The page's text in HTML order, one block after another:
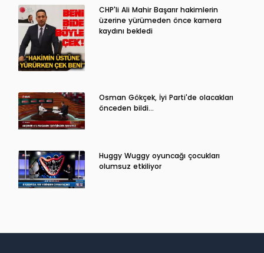
CHP'li Ali Mahir Başarır hakimlerin
üzerine yürümeden önce kamera
kaydını bekledi
Osman Gökçek, İyi Parti'de olacakları
önceden bildi...
Huggy Wuggy oyuncağı çocukları
olumsuz etkiliyor